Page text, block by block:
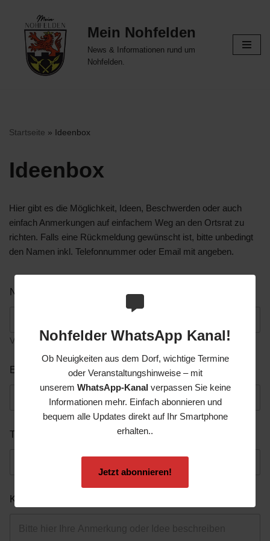
Nohfelder WhatsApp Kanal!
Ob Neuigkeiten aus dem Dorf, wichtige Termine
oder Veranstaltungshinweise – mit
unserem WhatsApp-Kanalverpassen Sie keine
Informationen mehr. Einfach abonnieren und
bequem alle Updates direkt auf Ihr Smartphone
erhalten..
Jetzt abonnieren!
Zum
Inhalt
springen
Mein Nohfelden
News & Informationen rund um
Nohfelden.
Startseite » Ideenbox
Ideenbox
Hier gibt es die Möglichkeit, Ideen, Beschwerden oder auch
einfach Anmerkungen auf einfachem Weg an den Ortsrat zu
richten. Falls eine Rückmeldung gewünscht ist, bitte unbedingt
den Namen inkl. Telefonnummer oder Email mit angeben.
Name
Vorname Nachname
E-Mail-Adresse
Telefonnummer
Kommentar oder Nachricht